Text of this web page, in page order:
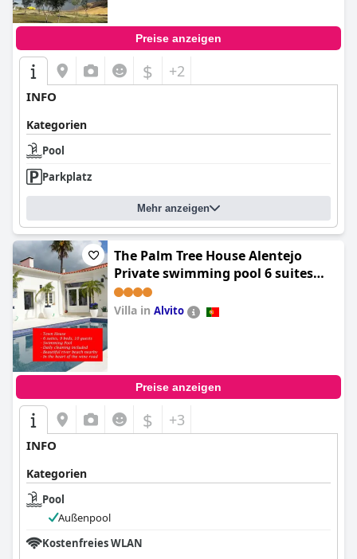
Preise anzeigen
$ +2
INFO
Kategorien
Pool
Parkplatz
Mehr anzeigen
The Palm Tree House Alentejo
Private swimming pool 6 suites
Iconic Palm tree
Villa in Alvito
Preise anzeigen
$ +3
INFO
Kategorien
Pool
Außenpool
Kostenfreies WLAN